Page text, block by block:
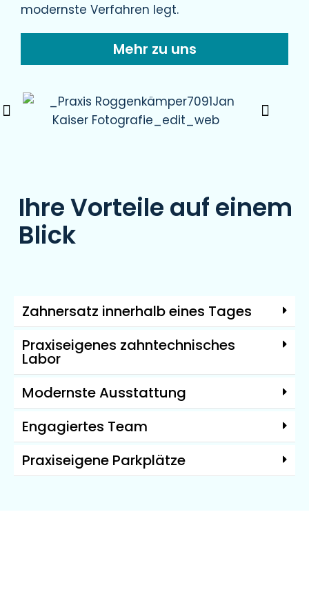
modernste Verfahren legt.
Mehr zu uns
Ihre Vorteile auf einem
Blick
Zahnersatz innerhalb eines Tages
Praxiseigenes zahntechnisches
Labor
Modernste Ausstattung
Engagiertes Team
Praxiseigene Parkplätze